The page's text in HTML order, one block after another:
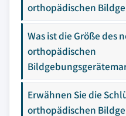
orthopädischen
Was ist die Größe des
orthopädischen
Erwähnen Sie die
orthopädischen